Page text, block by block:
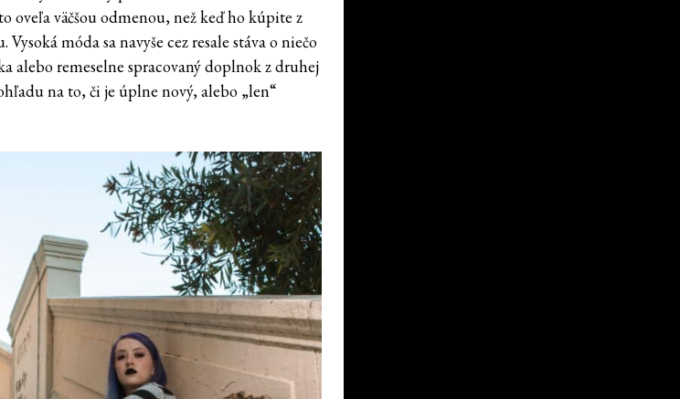
oveľa väčšou odmenou, než keď ho kúpite z
móda sa navyše cez resale stáva o niečo
alebo remeselne spracovaný doplnok z druhej
na to, či je úplne nový, alebo „len“